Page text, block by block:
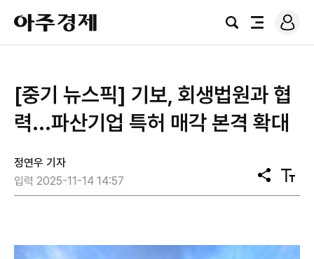
아
주
경
검
전
로
그
[중기 뉴스픽] 기보, 회생법원과 협
력...파산기업 특허 매각 본격 확대
정연우 기자
입력 2025-11-14 14:57
공
유
텍
스